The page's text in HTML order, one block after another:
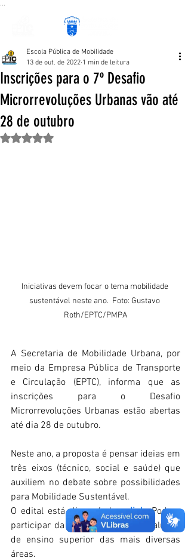
Inscrições para o 7º Desafio
Microrrevoluções Urbanas vão até
28 de outubro
Escola Pública de Mobilidade
13 de out. de 2022 1 min de leitura
Avaliado com NaN de 5 estrelas.
Iniciativas devem focar o tema mobilidade
sustentável neste ano.  Foto: Gustavo
Roth/EPTC/PMPA
A Secretaria de Mobilidade Urbana, por
meio da Empresa Pública de Transporte
e Circulação (EPTC), informa que as
inscrições para o Desafio
Microrrevoluções Urbanas estão abertas
até dia 28 de outubro.
Neste ano, a proposta é pensar ideias em
três eixos (técnico, social e saúde) que
auxiliem no debate sobre possibilidades
para Mobilidade Sustentável.
O edital está disponível no link. Podem
participar da disputa projetos de alunos
de ensino superior das mais diversas
áreas.